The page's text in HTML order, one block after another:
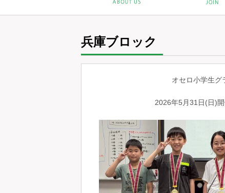
兵庫ブロック
オセロ小学生グ
2026年5月31日(日)